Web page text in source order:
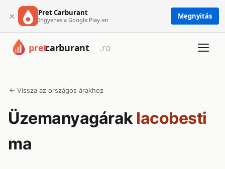
× Pret Carburant
Ingyenes a Google Play-en Megnyitás
← Vissza az országos árakhoz
Üzemanyagárak Iacobesti
ma